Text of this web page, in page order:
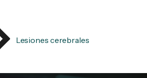
Lesiones cerebrales